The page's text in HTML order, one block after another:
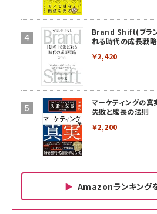
Brand Shift(ブラン
れる時代の成長戦略
￥2,420
マーケティングの
失敗と成長の法則
￥2,200
Amazonランキング